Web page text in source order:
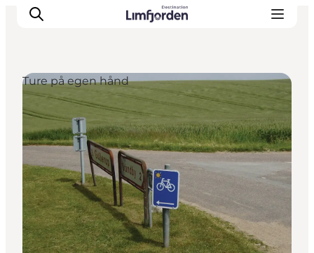
Ture på egen hånd